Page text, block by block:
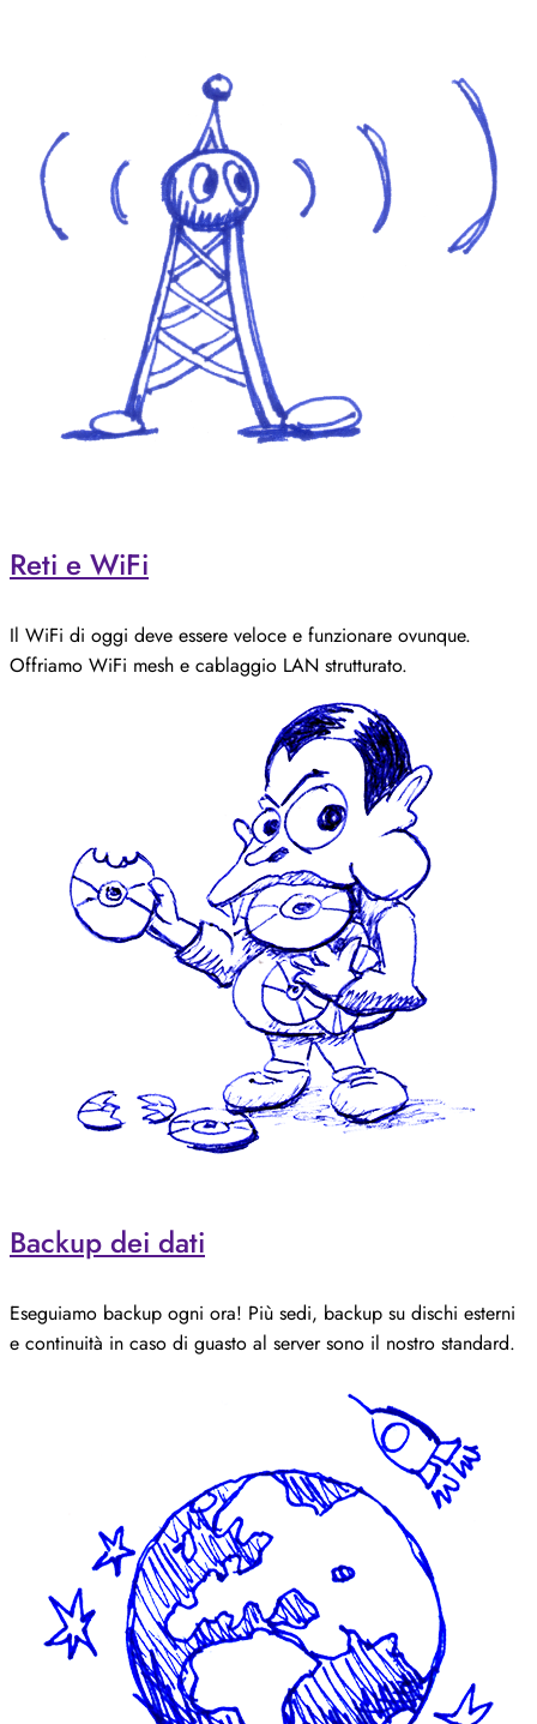
Reti e WiFi
Il WiFi di oggi deve essere veloce e funzionare ovunque.
Offriamo WiFi mesh e cablaggio LAN strutturato.
Backup dei dati
Eseguiamo backup ogni ora! Più sedi, backup su dischi esterni
e continuità in caso di guasto al server sono il nostro standard.